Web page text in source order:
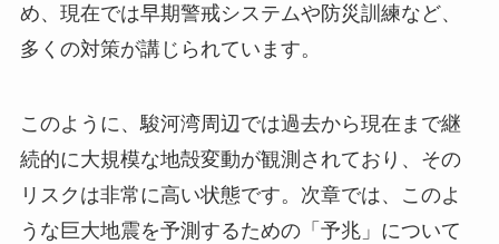
め、現在では早期警戒システムや防災訓練など、
多くの対策が講じられています。
このように、駿河湾周辺では過去から現在まで継
続的に大規模な地殻変動が観測されており、その
リスクは非常に高い状態です。次章では、このよ
うな巨大地震を予測するための「予兆」について